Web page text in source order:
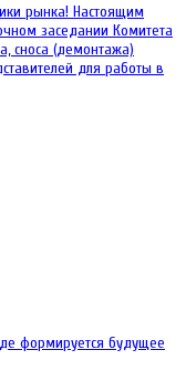
рынка! Настоящим
заседании Комитета
сноса (демонтажа)
для работы в
формируется будущее